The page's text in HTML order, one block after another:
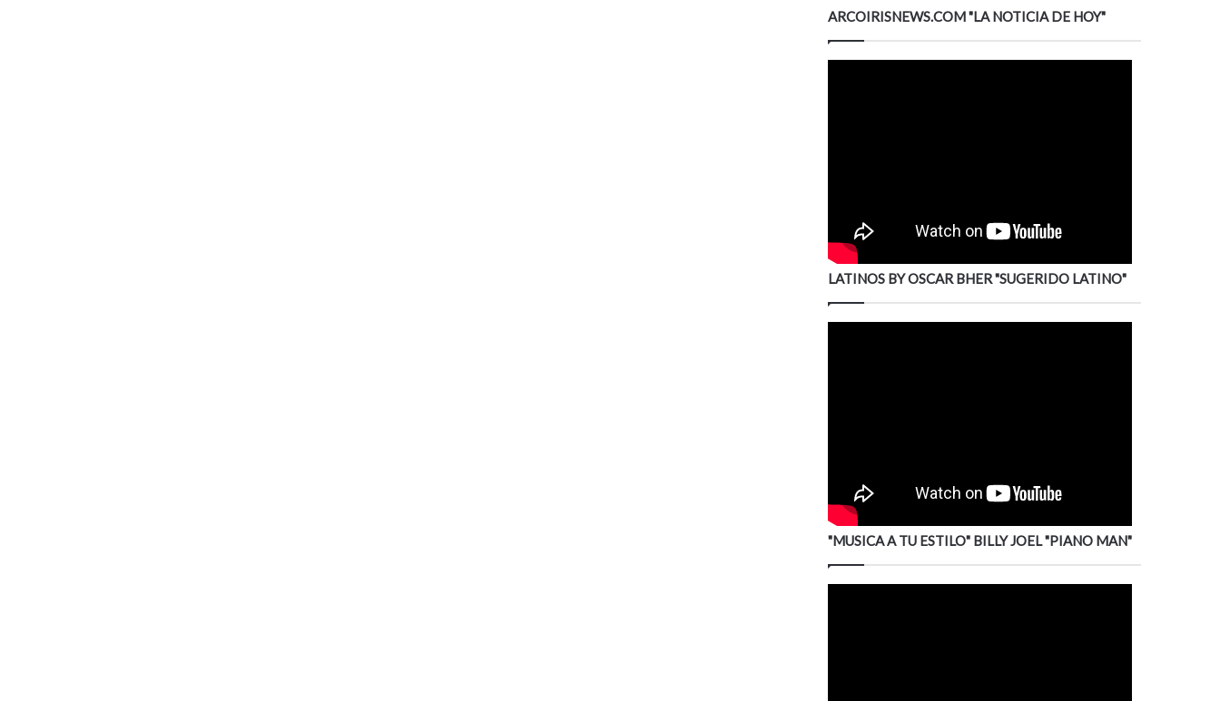
ARCOIRISNEWS.COM "LA NOTICIA DE HOY"
LATINOS BY OSCAR BHER "SUGERIDO LATINO"
"MUSICA A TU ESTILO" BILLY JOEL "PIANO MAN"